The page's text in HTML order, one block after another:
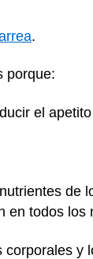
.
porque:
el apetito
de
todos
y